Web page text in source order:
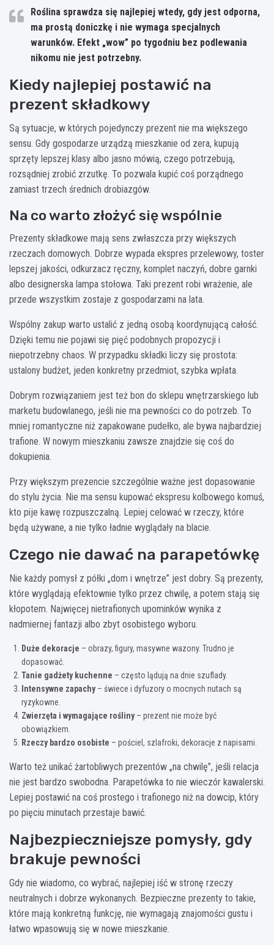
Roślina sprawdza się najlepiej wtedy, gdy jest odporna,
ma prostą doniczkę i nie wymaga specjalnych
warunków. Efekt „wow” po tygodniu bez podlewania
nikomu nie jest potrzebny.
Kiedy najlepiej postawić na
prezent składkowy
Są sytuacje, w których pojedynczy prezent nie ma większego
sensu. Gdy gospodarze urządzą mieszkanie od zera, kupują
sprzęty lepszej klasy albo jasno mówią, czego potrzebują,
rozsądniej zrobić zrzutkę. To pozwala kupić coś porządnego
zamiast trzech średnich drobiazgów.
Na co warto złożyć się wspólnie
Prezenty składkowe mają sens zwłaszcza przy większych
rzeczach domowych. Dobrze wypada ekspres przelewowy, toster
lepszej jakości, odkurzacz ręczny, komplet naczyń, dobre garnki
albo designerska lampa stołowa. Taki prezent robi wrażenie, ale
przede wszystkim zostaje z gospodarzami na lata.
Wspólny zakup warto ustalić z jedną osobą koordynującą całość.
Dzięki temu nie pojawi się pięć podobnych propozycji i
niepotrzebny chaos. W przypadku składki liczy się prostota:
ustalony budżet, jeden konkretny przedmiot, szybka wpłata.
Dobrym rozwiązaniem jest też bon do sklepu wnętrzarskiego lub
marketu budowlanego, jeśli nie ma pewności co do potrzeb. To
mniej romantyczne niż zapakowane pudełko, ale bywa najbardziej
trafione. W nowym mieszkaniu zawsze znajdzie się coś do
dokupienia.
Przy większym prezencie szczególnie ważne jest dopasowanie
do stylu życia. Nie ma sensu kupować ekspresu kolbowego komuś,
kto pije kawę rozpuszczalną. Lepiej celować w rzeczy, które
będą używane, a nie tylko ładnie wyglądały na blacie.
Czego nie dawać na parapetówkę
Nie każdy pomysł z półki „dom i wnętrze” jest dobry. Są prezenty,
które wyglądają efektownie tylko przez chwilę, a potem stają się
kłopotem. Najwięcej nietrafionych upominków wynika z
nadmiernej fantazji albo zbyt osobistego wyboru.
Duże dekoracje – obrazy, figury, masywne wazony. Trudno je
dopasować.
Tanie gadżety kuchenne – często lądują na dnie szuflady.
Intensywne zapachy– świece i dyfuzory o mocnych nutach są
ryzykowne.
Zwierzęta i wymagające rośliny– prezent nie może być
obowiązkiem.
Rzeczy bardzo osobiste – pościel, szlafroki, dekoracje z napisami.
Warto też unikać żartobliwych prezentów „na chwilę”, jeśli relacja
nie jest bardzo swobodna. Parapetówka to nie wieczór kawalerski.
Lepiej postawić na coś prostego i trafionego niż na dowcip, który
po pięciu minutach przestaje bawić.
Najbezpieczniejsze pomysły, gdy
brakuje pewności
Gdy nie wiadomo, co wybrać, najlepiej iść w stronę rzeczy
neutralnych i dobrze wykonanych. Bezpieczne prezenty to takie,
które mają konkretną funkcję, nie wymagają znajomości gustu i
łatwo wpasowują się w nowe mieszkanie.